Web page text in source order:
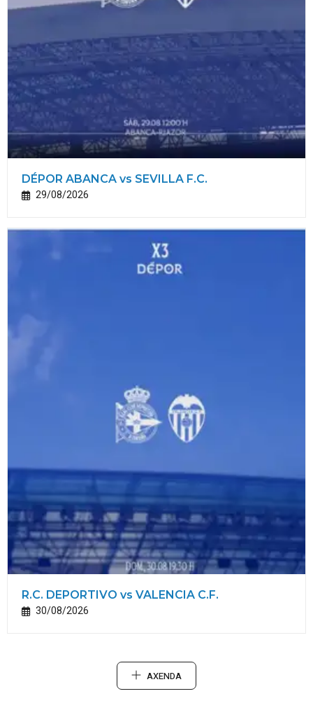
DÉPOR ABANCA vs SEVILLA F.C.
29/08/2026
R.C. DEPORTIVO vs VALENCIA C.F.
30/08/2026
AXENDA